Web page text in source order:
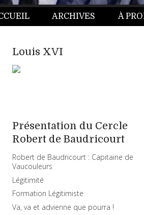
ARCHIVES À
Louis XVI
Présentation du Cercle
Robert de Baudricourt
Robert de Baudricourt : Capitaine de
Vaucouleurs
Légitimité
Formation Légitimiste
Va, va et advienne que pourra !